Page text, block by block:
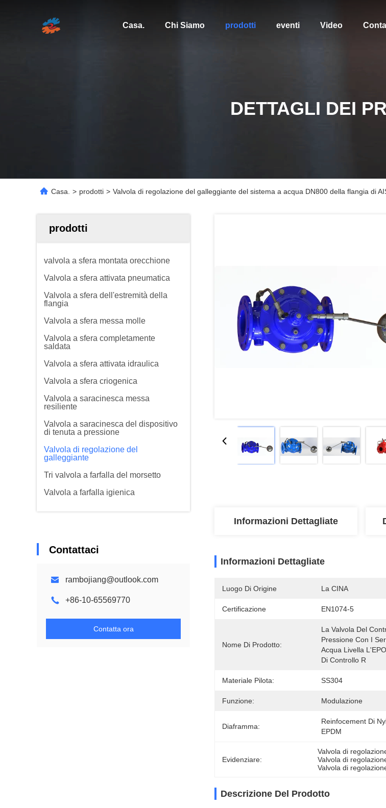
Casa. Chi Siamo prodotti eventi Video
DETTAGLI DEI
Casa. > prodotti > Valvola di regolazione del galleggiante del sistema a acqua DN800 della flangia di
prodotti
valvola a sfera montata orecchione
Valvola a sfera attivata pneumatica
Valvola a sfera dell'estremità della
flangia
Valvola a sfera messa molle
Valvola a sfera completamente
saldata
Valvola a sfera attivata idraulica
Valvola a sfera criogenica
Valvola a saracinesca messa
resiliente
Valvola a saracinesca del dispositivo
di tenuta a pressione
Valvola di regolazione del
galleggiante
Tri valvola a farfalla del morsetto
Valvola a farfalla igienica
Contattaci
rambojiang@outlook.com
+86-10-65569770
Contatta ora
Informazioni Dettagliate
Informazioni Dettagliate
Luogo Di Origine La CINA
Certificazione EN1074-5
Nome Di Prodotto:
La Valvola Del
Pressione Con I
Acqua Livella
Di Controllo R
Materiale Pilota: SS304
Funzione: Modulazione
Diaframma:
Reinfocement Di
EPDM
Evidenziare:
Valvola di
Valvola di
Valvola di
Descrizione Del Prodotto